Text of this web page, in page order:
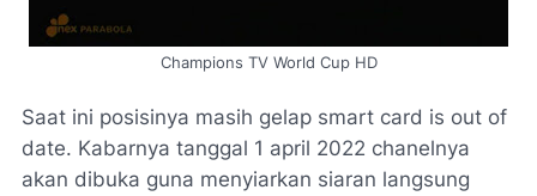
Champions TV World Cup HD
Saat ini posisinya masih gelap smart card is out of
date. Kabarnya tanggal 1 april 2022 chanelnya
akan dibuka guna menyiarkan siaran langsung